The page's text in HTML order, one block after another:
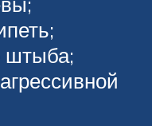
штыба;